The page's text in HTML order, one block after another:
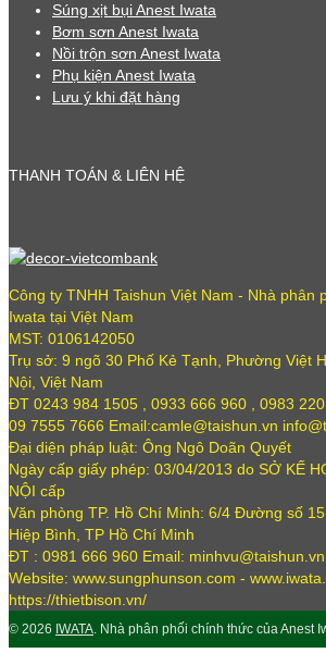
Súng xịt bụi Anest Iwata
Bơm sơn Anest Iwata
Nồi trộn sơn Anest Iwata
Phụ kiện Anest Iwata
Lưu ý khi đặt hàng
THANH TOÁN & LIÊN HỆ
Công ty TNHH Taishun Việt Nam - Nhà phân
Iwata tại Việt Nam
MST: 0106142050
Trụ sở: 9 ngõ 30 Phố Kẻ Tạnh, Phường Việt
Nội, Việt Nam
ĐT 0243 984 1505 , 0933 666 960 , 0983
09 7555 7666 Email:camle@taishun.vn
Đại diện pháp luật: Ông Ngô Doãn Quyết
Ngày cấp giấy phép: 03/04/2013 do SỞ KẾ
NỘI cấp
Văn phòng TP. Hồ Chí Minh: 6/4 Đường số
Hiệp Bình, TP Hồ Chí Minh
ĐT : 0981 666 960 Email: minhvu@taishun.vn
Website: www.sungphunson.com -
https://thietbison.vn/
© 2026 IWATA. Nhà phân phối chính thức của Anest